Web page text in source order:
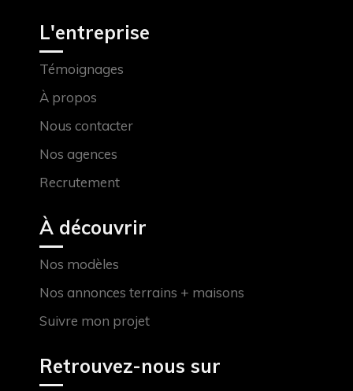
L'entreprise
Témoignages
À propos
Nous contacter
Nos agences
Recrutement
À découvrir
Nos modèles
Nos annonces terrains + maisons
Suivre mon projet
Retrouvez-nous sur